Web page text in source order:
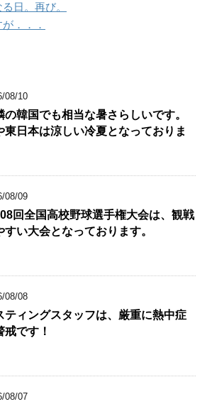
日。再び。
．．．
08/10
の韓国でも相当な暑さらしいです。
東日本は涼しい冷夏となっておりま
08/09
回全国高校野球選手権大会は、観戦
すい大会となっております。
08/08
ティングスタッフは、厳重に熱中症
戒です！
08/07